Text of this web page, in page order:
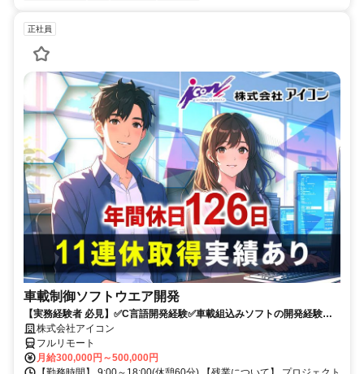
正社員
車載制御ソフトウエア開発
【実務経験者 必見】✅C言語開発経験✅車載組込みソフトの開発経験 ✅
年間休日126日+有給✅週2程度リモート可✅9時～18時勤務
株式会社アイコン
フルリモート
月給300,000円～500,000円